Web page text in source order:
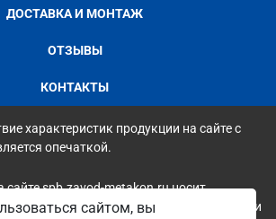
ДОСТАВКА И МОНТАЖ
ОТЗЫВЫ
КОНТАКТЫ
характеристик продукции на сайте с
опечаткой.
spb.zavod-metakon.ru носит
и справочный характер и ни
сайтом, вы